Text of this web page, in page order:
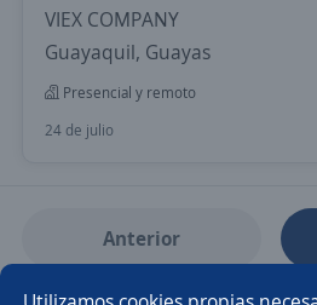
VIEX COMPANY
Guayaquil, Guayas
Presencial y remoto
24 de julio
Anterior